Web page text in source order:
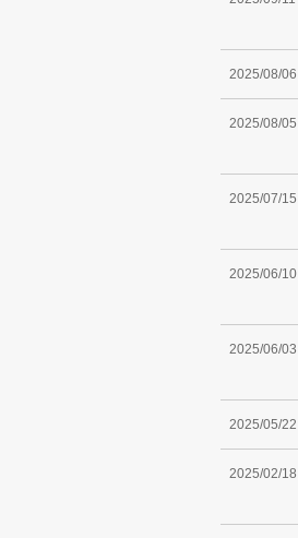
2025/08/06
2025/08/05
2025/07/15
2025/06/10
2025/06/03
2025/05/22
2025/02/18